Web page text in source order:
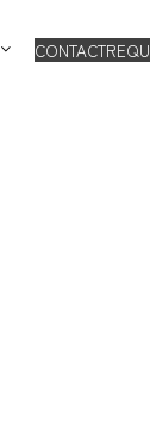
CONTACT